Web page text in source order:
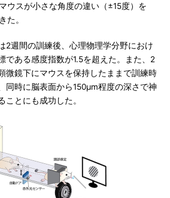
ウスが小さな角度の違い（±15度）を
た。
2週間の訓練後、心理物理学分野におけ
である感度指数が1.5を超えた。また、2
微鏡下にマウスを保持したままで訓練時
同時に脳表面から150μm程度の深さで神
ことにも成功した。